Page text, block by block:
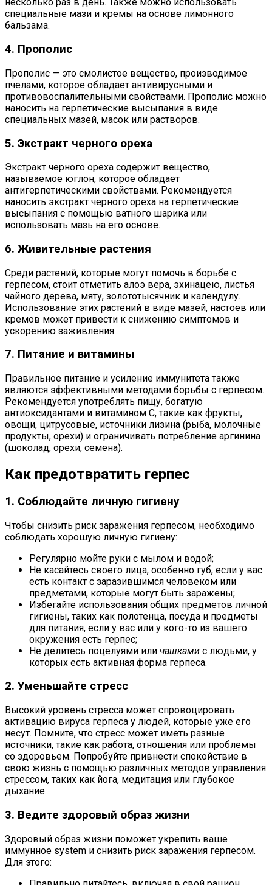
несколько раз в день. Также можно использовать
специальные мази и кремы на основе лимонного
бальзама.
4. Прополис
Прополис — это смолистое вещество, производимое
пчелами, которое обладает антивирусными и
противовоспалительными свойствами. Прополис можно
наносить на герпетические высыпания в виде
специальных мазей, масок или растворов.
5. Экстракт черного ореха
Экстракт черного ореха содержит вещество,
называемое юглон, которое обладает
антигерпетическими свойствами. Рекомендуется
наносить экстракт черного ореха на герпетические
высыпания с помощью ватного шарика или
использовать мазь на его основе.
6. Живительные растения
Среди растений, которые могут помочь в борьбе с
герпесом, стоит отметить алоэ вера, эхинацею, листья
чайного дерева, мяту, золототысячник и календулу.
Использование этих растений в виде мазей, настоев или
кремов может привести к снижению симптомов и
ускорению заживления.
7. Питание и витамины
Правильное питание и усиление иммунитета также
являются эффективными методами борьбы с герпесом.
Рекомендуется употреблять пищу, богатую
антиоксидантами и витамином С, такие как фрукты,
овощи, цитрусовые, источники лизина (рыба, молочные
продукты, орехи) и ограничивать потребление аргинина
(шоколад, орехи, семена).
Как предотвратить герпес
1. Соблюдайте личную гигиену
Чтобы снизить риск заражения герпесом, необходимо
соблюдать хорошую личную гигиену:
Регулярно мойте руки с мылом и водой;
Не касайтесь своего лица, особенно губ, если у вас
есть контакт с заразившимся человеком или
предметами, которые могут быть заражены;
Избегайте использования общих предметов личной
гигиены, таких как полотенца, посуда и предметы
для питания, если у вас или у кого-то из вашего
окружения есть герпес;
Не делитесь поцелуями или чашками с людьми, у
которых есть активная форма герпеса.
2. Уменьшайте стресс
Высокий уровень стресса может спровоцировать
активацию вируса герпеса у людей, которые уже его
несут. Помните, что стресс может иметь разные
источники, такие как работа, отношения или проблемы
со здоровьем. Попробуйте привнести спокойствие в
свою жизнь с помощью различных методов управления
стрессом, таких как йога, медитация или глубокое
дыхание.
3. Ведите здоровый образ жизни
Здоровый образ жизни поможет укрепить ваше
иммунное system и снизить риск заражения герпесом.
Для этого: